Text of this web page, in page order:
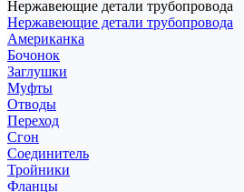
Нержавеющие детали трубопровода
Нержавеющие детали трубопровода
Американка
Бочонок
Заглушки
Муфты
Отводы
Переход
Сгон
Соединитель
Тройники
Фланцы